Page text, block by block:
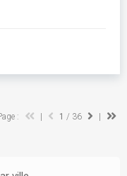
: 1 / 36